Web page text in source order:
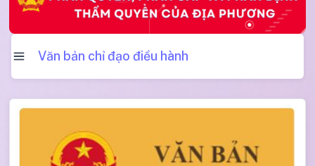
Văn bản chỉ đạo điều hành